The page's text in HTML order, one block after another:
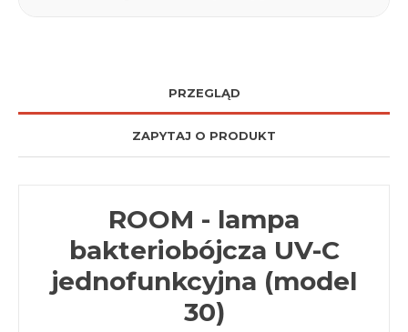
PRZEGLĄD
ZAPYTAJ O PRODUKT
ROOM - lampa
bakteriobójcza UV-C
jednofunkcyjna (model
30)